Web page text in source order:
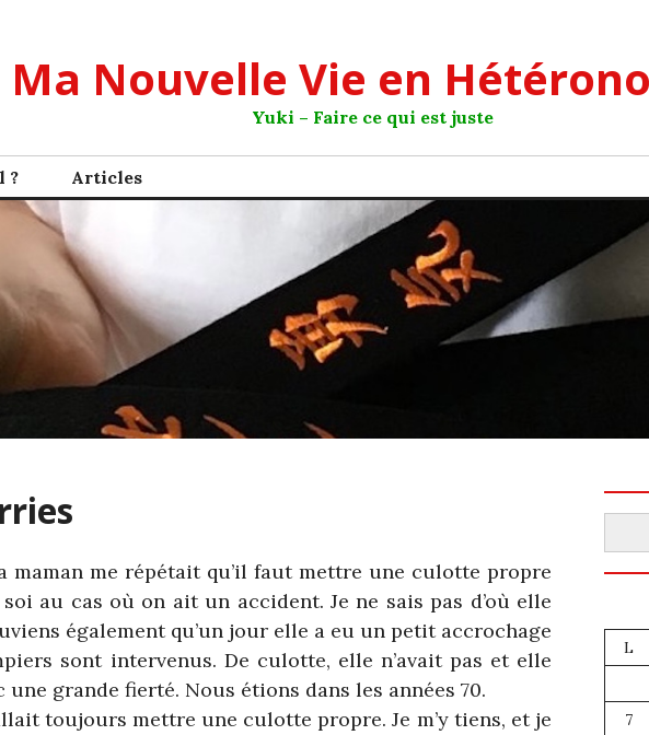
Ma Nouvelle Vie en
Yuki – Faire ce qui est juste
? Articles
maman me répétait qu’il faut mettre une culotte propre
au cas où on ait un accident. Je ne sais pas d’où elle
également qu’un jour elle a eu un petit accrochage
sont intervenus. De culotte, elle n’avait pas et elle
une grande fierté. Nous étions dans les années 70.
toujours mettre une culotte propre. Je m’y tiens, et je
L
7